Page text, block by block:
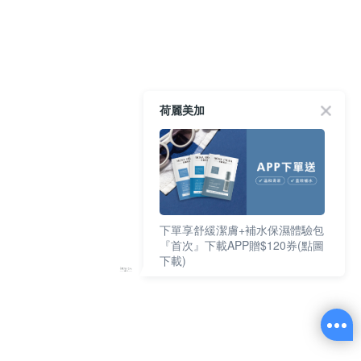
荷麗美加
下單享舒緩潔膚+補水保濕體驗包
『首次』下載APP贈$120券(點圖
下載)